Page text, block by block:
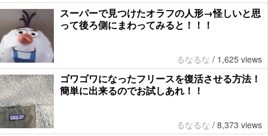
スーパーで見つけたオラフの人形→怪しいと思
って後ろ側にまわってみると！！！
るなるな / 1,625 views
ゴワゴワになったフリースを復活させる方法！
簡単に出来るのでお試しあれ！！
るなるな / 8,373 views